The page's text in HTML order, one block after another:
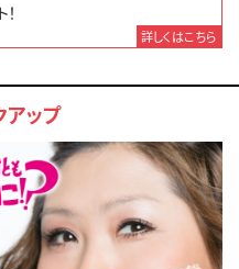
詳しくはこちら
アップ